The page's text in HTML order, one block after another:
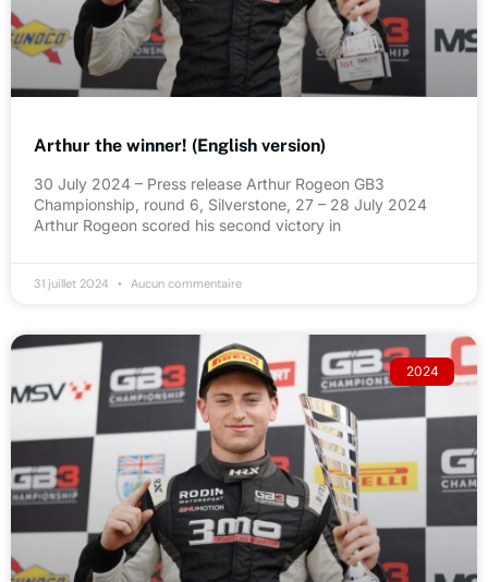
Arthur the winner! (English version)
30 July 2024 – Press release Arthur Rogeon GB3
Championship, round 6, Silverstone, 27 – 28 July 2024
Arthur Rogeon scored his second victory in
31 juillet 2024 Aucun commentaire
2024